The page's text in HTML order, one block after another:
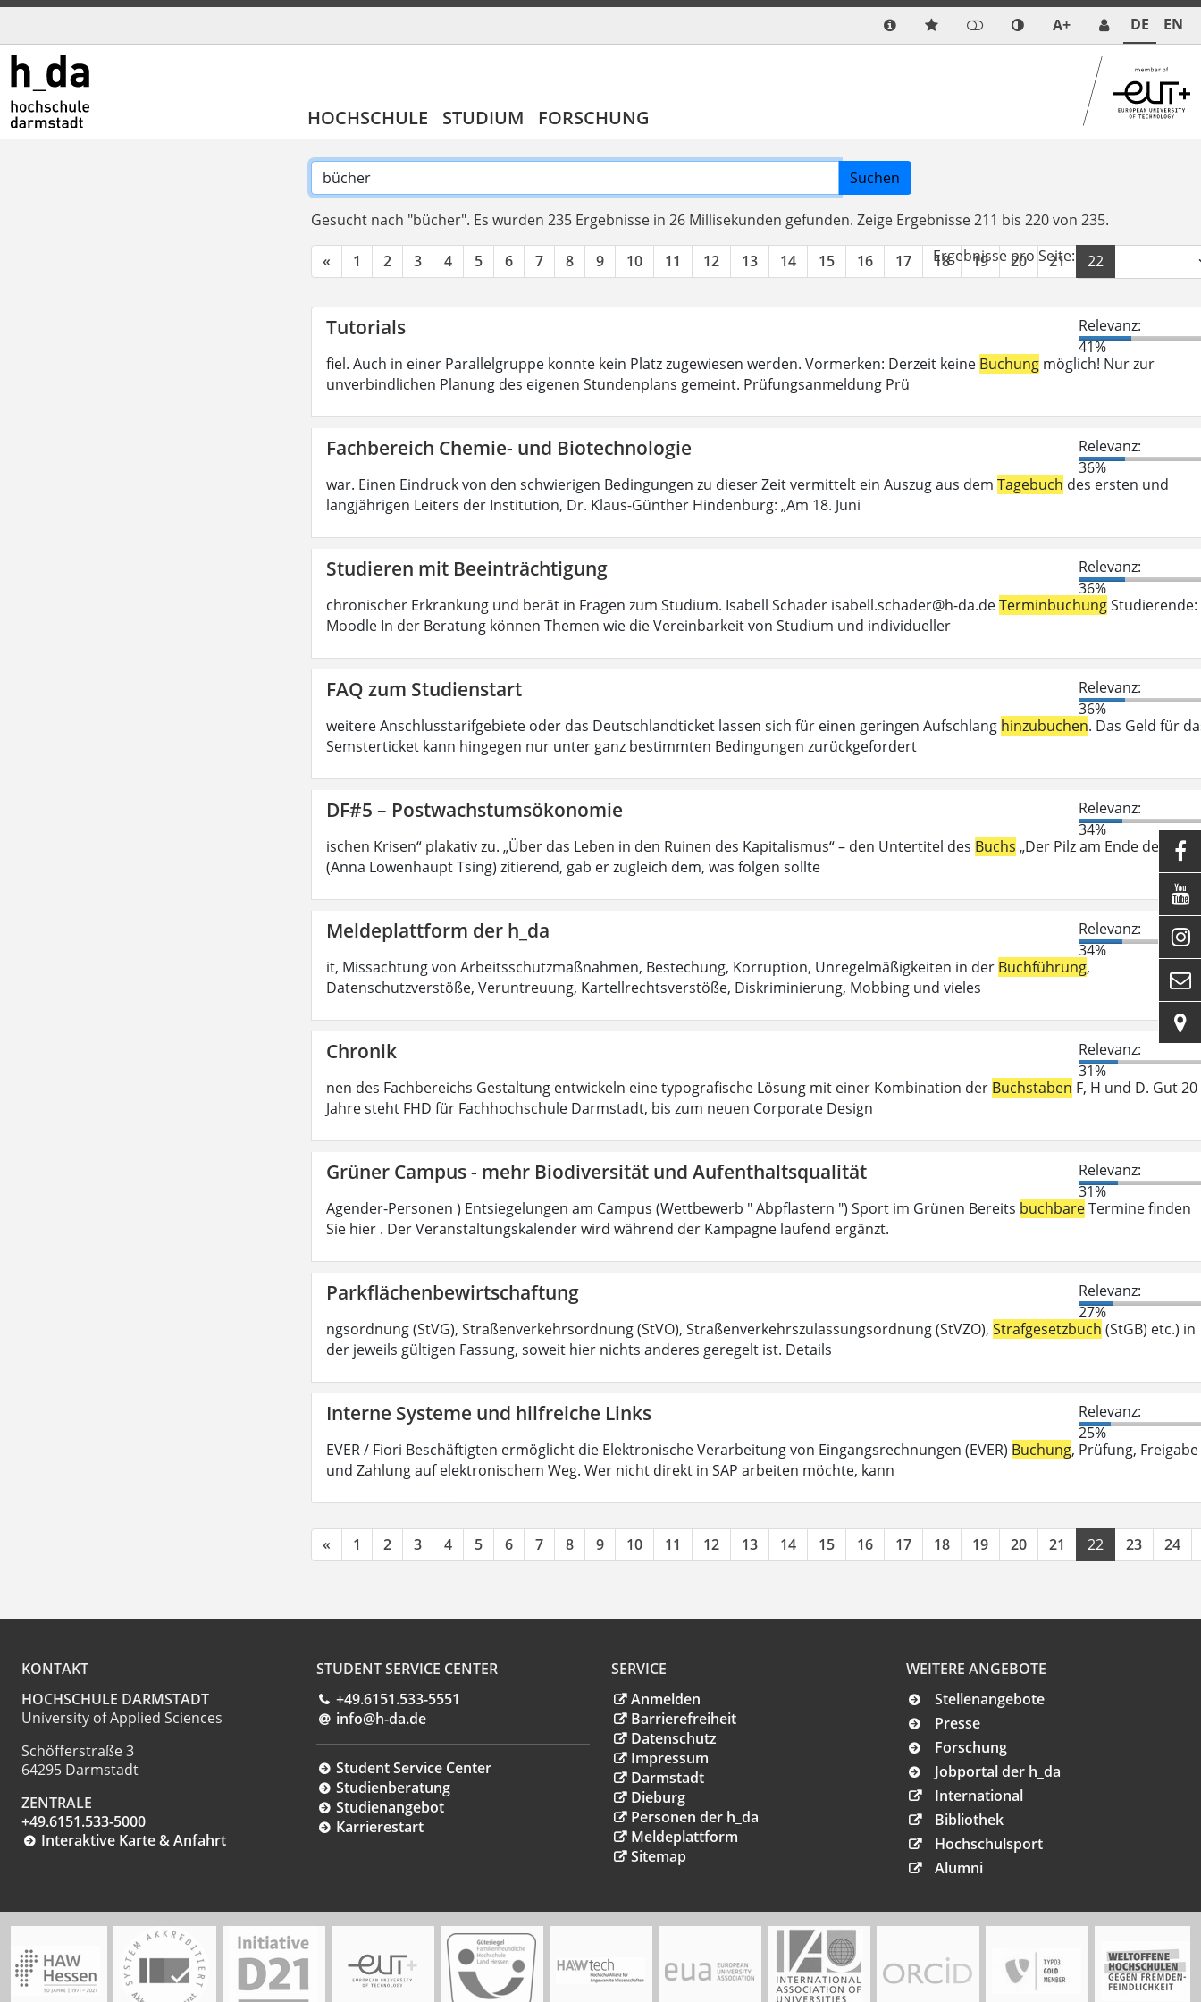
A+ DE EN
HOCHSCHULE STUDIUM FORSCHUNG
Suchen
Gesucht nach "bücher". Es wurden 235 Ergebnisse in 26 Millisekunden gefunden. Zeige Ergebnisse 211 bis 220 von 235.
« 1 2 3 4 5 6 7 8 9 10 11 12 13 14 15 16 17 18 19 20 21 22
Ergebnisse pro Seite:
Tutorials
Relevanz:
41%
fiel. Auch in einer Parallelgruppe konnte kein Platz zugewiesen werden. Vormerken: Derzeit keine Buchung möglich! Nur zur
unverbindlichen Planung des eigenen Stundenplans gemeint. Prüfungsanmeldung Prü
Fachbereich Chemie- und Biotechnologie
Relevanz:
36%
war. Einen Eindruck von den schwierigen Bedingungen zu dieser Zeit vermittelt ein Auszug aus dem Tagebuch des ersten und
langjährigen Leiters der Institution, Dr. Klaus-Günther Hindenburg: „Am 18. Juni
Studieren mit Beeinträchtigung
Relevanz:
36%
chronischer Erkrankung und berät in Fragen zum Studium. Isabell Schader isabell.schader@h-da.deTerminbuchungStudierende:
Moodle In der Beratung können Themen wie die Vereinbarkeit von Studium und individueller
FAQ zum Studienstart
Relevanz:
36%
weitere Anschlusstarifgebiete oder das Deutschlandticket lassen sich für einen geringen Aufschlang hinzubuchen. Das Geld für
Semsterticket kann hingegen nur unter ganz bestimmten Bedingungen zurückgefordert
DF#5 – Postwachstumsökonomie
Relevanz:
34%
ischen Krisen“ plakativ zu. „Über das Leben in den Ruinen des Kapitalismus“ – den Untertitel des Buchs „Der Pilz am Ende der
(Anna Lowenhaupt Tsing) zitierend, gab er zugleich dem, was folgen sollte
Meldeplattform der h_da
Relevanz:
34%
it, Missachtung von Arbeitsschutzmaßnahmen, Bestechung, Korruption, Unregelmäßigkeiten in der Buchführung,
Datenschutzverstöße, Veruntreuung, Kartellrechtsverstöße, Diskriminierung, Mobbing und vieles
Chronik
Relevanz:
31%
nen des Fachbereichs Gestaltung entwickeln eine typografische Lösung mit einer Kombination der Buchstaben F, H und D. Gut 20
Jahre steht FHD für Fachhochschule Darmstadt, bis zum neuen Corporate Design
Grüner Campus - mehr Biodiversität und Aufenthaltsqualität
Relevanz:
31%
Agender-Personen ) Entsiegelungen am Campus (Wettbewerb " Abpflastern ") Sport im Grünen Bereits buchbareTermine finden
Sie hier . Der Veranstaltungskalender wird während der Kampagne laufend ergänzt.
Parkflächenbewirtschaftung
Relevanz:
27%
ngsordnung (StVG), Straßenverkehrsordnung (StVO), Straßenverkehrszulassungsordnung (StVZO), Strafgesetzbuch (StGB) etc.) in
der jeweils gültigen Fassung, soweit hier nichts anderes geregelt ist. Details
Interne Systeme und hilfreiche Links
Relevanz:
25%
EVER / Fiori Beschäftigten ermöglicht die Elektronische Verarbeitung von Eingangsrechnungen (EVER) Buchung, Prüfung, Freigabe
und Zahlung auf elektronischem Weg. Wer nicht direkt in SAP arbeiten möchte, kann
« 1 2 3 4 5 6 7 8 9 10 11 12 13 14 15 16 17 18 19 20 21 22 23 24
KONTAKT
HOCHSCHULE DARMSTADT
University of Applied Sciences
Schöfferstraße 3
64295 Darmstadt
ZENTRALE
+49.6151.533-5000
Interaktive Karte & Anfahrt
STUDENT SERVICE CENTER
+49.6151.533-5551
info@h-da.de
Student Service Center
Studienberatung
Studienangebot
Karrierestart
SERVICE
Anmelden
Barrierefreiheit
Datenschutz
Impressum
Darmstadt
Dieburg
Personen der h_da
Meldeplattform
Sitemap
WEITERE ANGEBOTE
Stellenangebote
Presse
Forschung
Jobportal der h_da
International
Bibliothek
Hochschulsport
Alumni




